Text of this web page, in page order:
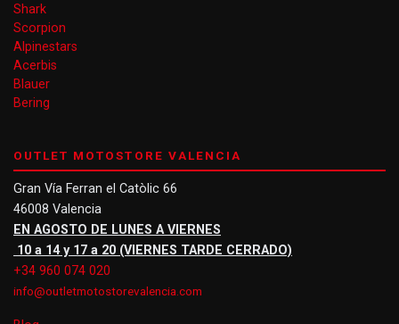
Shark
Scorpion
Alpinestars
Acerbis
Blauer
Bering
OUTLET MOTOSTORE VALENCIA
Gran Vía Ferran el Catòlic 66
46008 Valencia
EN AGOSTO DE LUNES A VIERNES
10 a 14 y 17 a 20 (VIERNES TARDE CERRADO)
+34 960 074 020
info@outletmotostorevalencia.com